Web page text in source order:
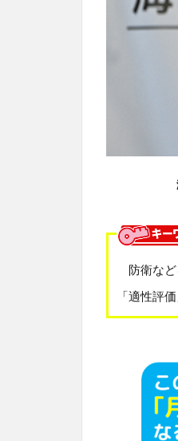
防衛など
「適性評